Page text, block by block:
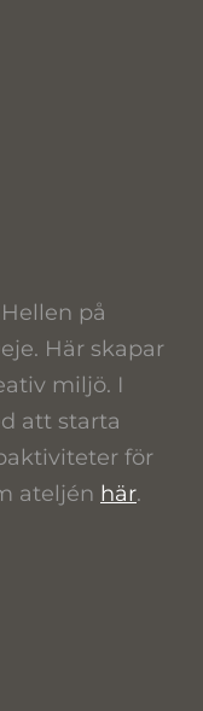
på
Här skapar
miljö. I
att starta
för
ateljén här.